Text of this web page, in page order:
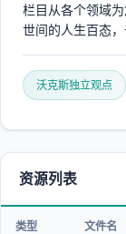
栏目从各个领域
世间的人生百态，
沃克斯独立观点
资源列表
类型 文件名